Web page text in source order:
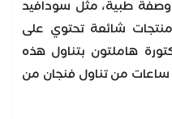
وصفة طبية، مثل سودافيد
شائعة تحتوي على
هاملتون بتناول هذه
ساعات من تناول فنجان من